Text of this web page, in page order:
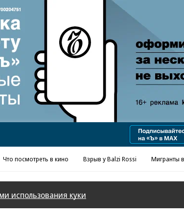
Что посмотреть в кино Взрыв у Balzi Rossi Мигранты
использования куки